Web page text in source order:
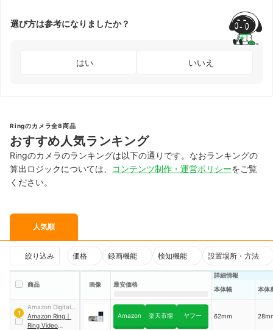
選び方は参考になりましたか？
はい いいえ
Ringのカメラ全8商品
おすすめ人気ランキング
Ringのカメラのランキングは以下の通りです。なおランキングの
算出ロジックについては、
コンテンツ制作・運営ポリシーをご覧
ください。
人気順
絞り込み 価格 録画機能 検知機能 設置場所・方法
商品 画像 最安価格
詳細情報
本体幅
本体
1
Amazon Digital
Service
Amazon Ring ｜
Ring Video
Amazon 楽天市場 ヤフー 62mm